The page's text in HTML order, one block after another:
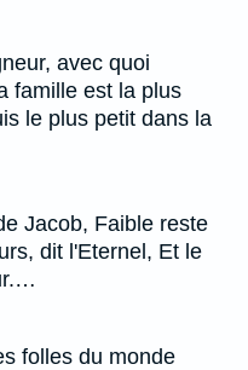
avec quoi
famille est la plus
le plus petit dans la
Jacob, Faible reste
dit l'Eternel, Et le
folles du monde